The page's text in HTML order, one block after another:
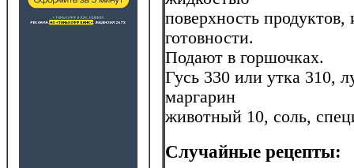
поверхность
готовности.
Подают в горшочках.
Гусь 330 или утка 310,
маргарин
животный 10, соль,
Случайные рецепты: